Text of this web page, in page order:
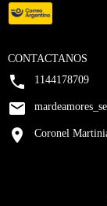
CONTACTANOS
1144178709
Coronel